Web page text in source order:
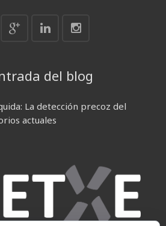
del blog
La detección precoz del
actuales